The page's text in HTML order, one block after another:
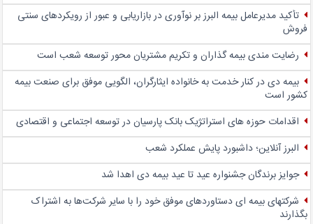
تأکید مدیرعامل بیمه البرز بر نوآوری در بازاریابی و عبور از رویکردهای سنتی
فروش
رضایت مندی بیمه گذاران و تکریم مشتریان محور توسعه شعب است
بیمه دی در کنار خدمت به خانواده ایثارگران، الگویی موفق برای صنعت بیمه
کشور است
اقدامات حوزه های استراتژیک بانک پارسیان در توسعه اجتماعی و اقتصادی
البرز آنلاین؛ داشبورد پایش عملکرد شعب
جوایز برندگان جشنواره عید تا عید بیمه دی اهدا شد
شرکتهای بیمه ای دستاوردهای موفق خود را با سایر شرکت‌ها به اشتراک
بگذارند